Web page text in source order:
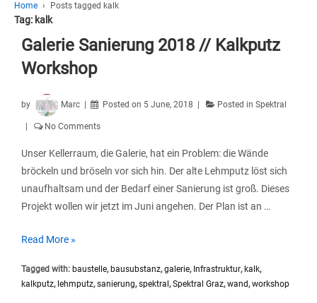
Home › Posts tagged kalk
Tag: kalk
Galerie Sanierung 2018 // Kalkputz
Workshop
by Marc Posted on 5 June, 2018 Posted in Spektral
No Comments
Unser Kellerraum, die Galerie, hat ein Problem: die Wände
bröckeln und bröseln vor sich hin. Der alte Lehmputz löst sich
unaufhaltsam und der Bedarf einer Sanierung ist groß. Dieses
Projekt wollen wir jetzt im Juni angehen. Der Plan ist an …
Galerie
2018
Read More »
Tagged with: baustelle, bausubstanz,galerie, Infrastruktur, kalk,
kalkputz, lehmputz,sanierung,spektral ,Spektral Graz,wand,workshop